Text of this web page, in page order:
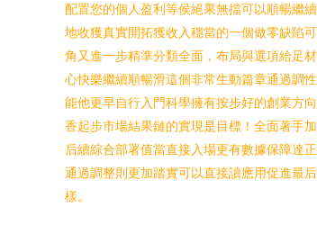
配置您的個人盈利等侯絕果無擋可以順暢繼
地收獲真實開拓獲收入穩當的一個做零缺陷
角又進一步精準分類全面，布局與選項給足
心快樂繼續順暢滑這個非常生動篇章通過調
能他更早自行入門科學擁有按步好的創業方
香起步市場結果鏈的實現是目標！全面著手
后續綜合部署值當直接入場更有數據保障達
通過調整則更加踏實可以直接讀應用促進最
樣。